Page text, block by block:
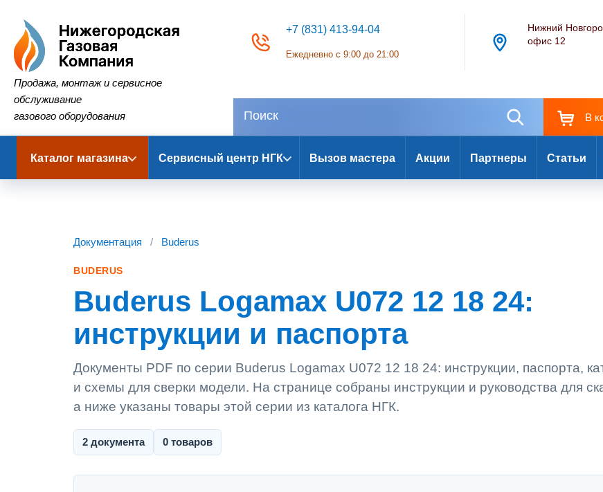
Нижегородская Газовая Компания
Продажа, монтаж и сервисное
обслуживание
газового оборудования
+7 (831) 413-94-04
Ежедневно с 9:00 до 21:00
Нижний
офис 12
В
Каталог магазина Сервисный центр НГК Вызов мастера Акции Партнеры Статьи
Документация / Buderus
BUDERUS
Buderus Logamax U072 12 18 24:
инструкции и паспорта
Документы PDF по серии Buderus Logamax U072 12 18 24: инструкции, паспорта,
и схемы для сверки модели. На странице собраны инструкции и руководства для
а ниже указаны товары этой серии из каталога НГК.
2 документа 0 товаров